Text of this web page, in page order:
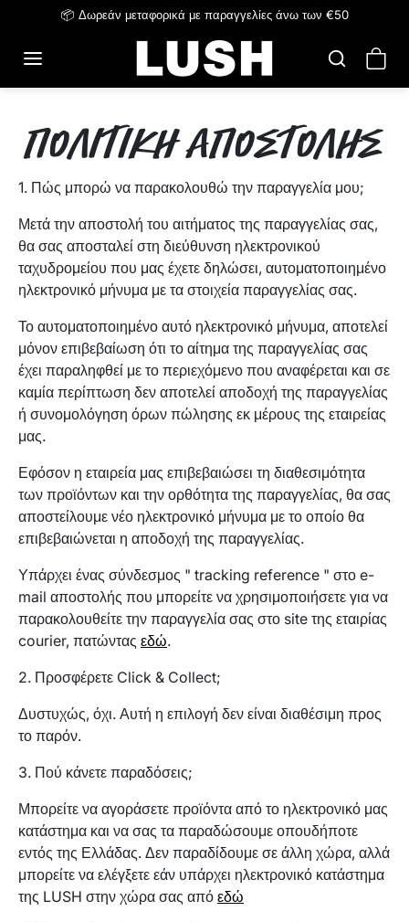
Μετάβαση στο περιεχόμενο
📦 Δωρεάν μεταφορικά με παραγγελίες άνω των €50
Πολιτική αποστολής
1. Πώς μπορώ να παρακολουθώ την παραγγελία μου;
Μετά την αποστολή του αιτήματος της παραγγελίας σας,
θα σας αποσταλεί στη διεύθυνση ηλεκτρονικού
ταχυδρομείου που μας έχετε δηλώσει, αυτοματοποιημένο
ηλεκτρονικό μήνυμα με τα στοιχεία παραγγελίας σας.
Το αυτοματοποιημένο αυτό ηλεκτρονικό μήνυμα, αποτελεί
μόνον επιβεβαίωση ότι το αίτημα της παραγγελίας σας
έχει παραληφθεί με το περιεχόμενο που αναφέρεται και σε
καμία περίπτωση δεν αποτελεί αποδοχή της παραγγελίας
ή συνομολόγηση όρων πώλησης εκ μέρους της εταιρείας
μας.
Εφόσον η εταιρεία μας επιβεβαιώσει τη διαθεσιμότητα
των προϊόντων και την ορθότητα της παραγγελίας, θα σας
αποστείλουμε νέο ηλεκτρονικό μήνυμα με το οποίο θα
επιβεβαιώνεται η αποδοχή της παραγγελίας.
Υπάρχει ένας σύνδεσμος " tracking reference " στο e-
mail αποστολής που μπορείτε να χρησιμοποιήσετε για να
παρακολουθείτε την παραγγελία σας στο site της εταιρίας
courier, πατώντας εδώ.
2. Προσφέρετε Click & Collect;
Δυστυχώς, όχι. Αυτή η επιλογή δεν είναι διαθέσιμη προς
το παρόν.
3. Πού κάνετε παραδόσεις;
Μπορείτε να αγοράσετε προϊόντα από το ηλεκτρονικό μας
κατάστημα και να σας τα παραδώσουμε οπουδήποτε
εντός της Ελλάδας. Δεν παραδίδουμε σε άλλη χώρα, αλλά
μπορείτε να ελέγξετε εάν υπάρχει ηλεκτρονικό κατάστημα
της LUSH στην χώρα σας από εδώ